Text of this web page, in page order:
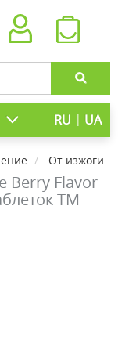
RU | UA
От изжоги
Berry Flavor
ТМ